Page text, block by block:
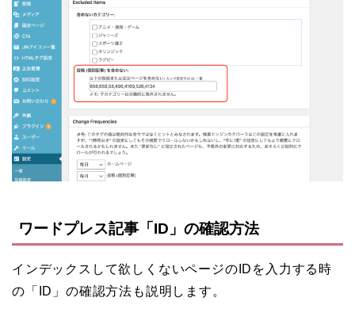
ワードプレス記事「ID」の確認方法
インデックスして欲しくないページのIDを入力する時
の「ID」の確認方法も説明します。